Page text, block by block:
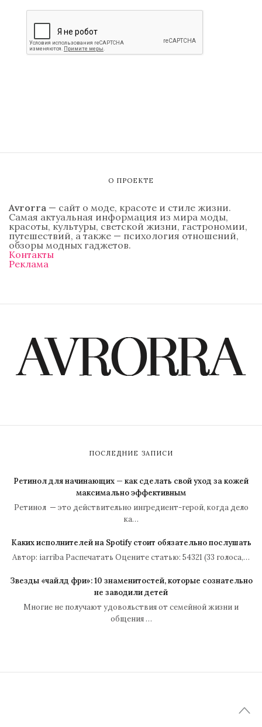
О ПРОЕКТЕ
Avrorra — сайт о моде, красоте и стиле жизни.
Самая актуальная информация из мира моды,
красоты, культуры, светской жизни, гастрономии,
путешествий, а также — психология отношений,
обзоры модных гаджетов.
Контакты
Реклама
ПОСЛЕДНИЕ ЗАПИСИ
Ретинол для начинающих — как сделать свой уход за кожей
максимально эффективным
Ретинол — это действительно ингредиент-герой, когда дело
ка…
Каких исполнителей на Spotify стоит обязательно послушать
Автор: iarriba Распечатать Оцените статью: 54321 (33 голоса,…
Звезды «чайлд фри»: 10 знаменитостей, которые сознательно
не заводили детей
Многие не получают удовольствия от семейной жизни и
общения …